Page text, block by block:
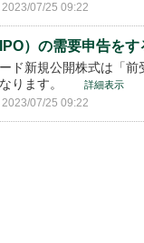
07/25 09:22
）の需要申告を
ド新規公開株式は「
ります。
詳細表示
07/25 09:22